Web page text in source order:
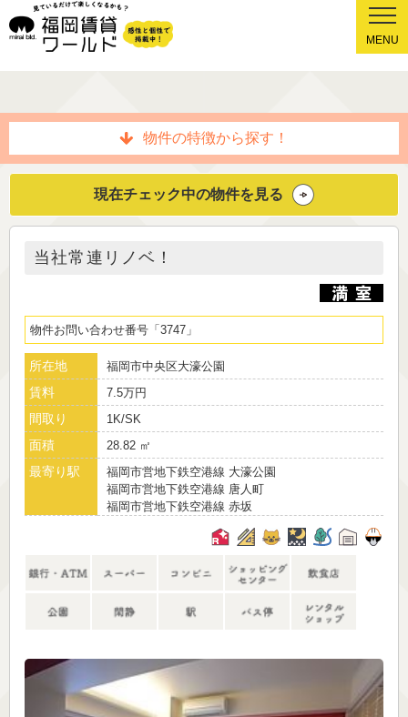
MENU
物件の特徴から探す！
現在チェック中の物件を見る
当社常連リノベ！
物件お問い合わせ番号 3747
所在地 福岡市中央区大濠公園
賃料 7.5万円
間取り 1K/SK
面積 28.82 ㎡
最寄り駅
福岡市営地下鉄空港線 大濠公園
福岡市営地下鉄空港線 唐人町
福岡市営地下鉄空港線 赤坂